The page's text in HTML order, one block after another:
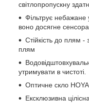
світлопропускну
Фільтрує небажане
воно досягне сенсора
Стійкість до плям -
плям
утримувати в чистоті.
Оптичне скло
Ексклюзивна